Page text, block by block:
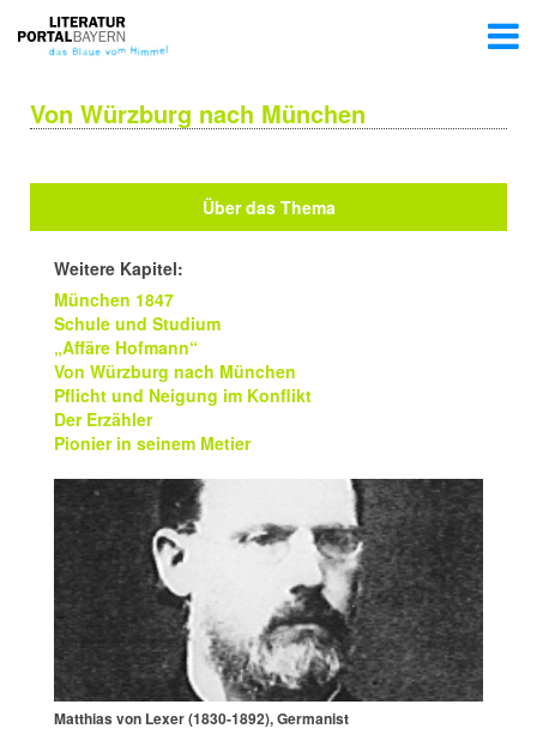
Von Würzburg nach München
Über das Thema
Weitere Kapitel:
München 1847
Schule und Studium
„Affäre Hofmann“
Von Würzburg nach München
Pflicht und Neigung im Konflikt
Der Erzähler
Pionier in seinem Metier
Matthias von Lexer (1830-1892), Germanist